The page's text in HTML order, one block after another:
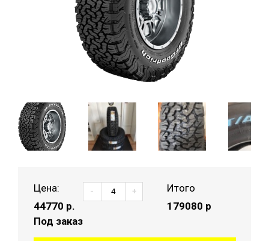
Цена:
44770 р.
Под заказ
- +
Итого
179080 р